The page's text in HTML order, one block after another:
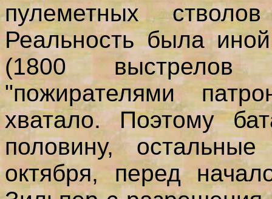
пулеметных
Реальность была
(1800
"пожирателями
хватало. Поэтому
половину,
октября, перед